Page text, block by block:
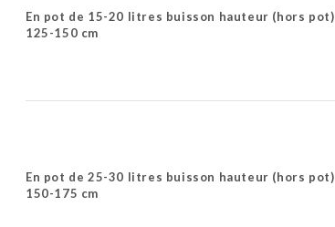
En pot de 15-20 litres buisson hauteur (hors pot)
125-150 cm
En pot de 25-30 litres buisson hauteur (hors pot)
150-175 cm